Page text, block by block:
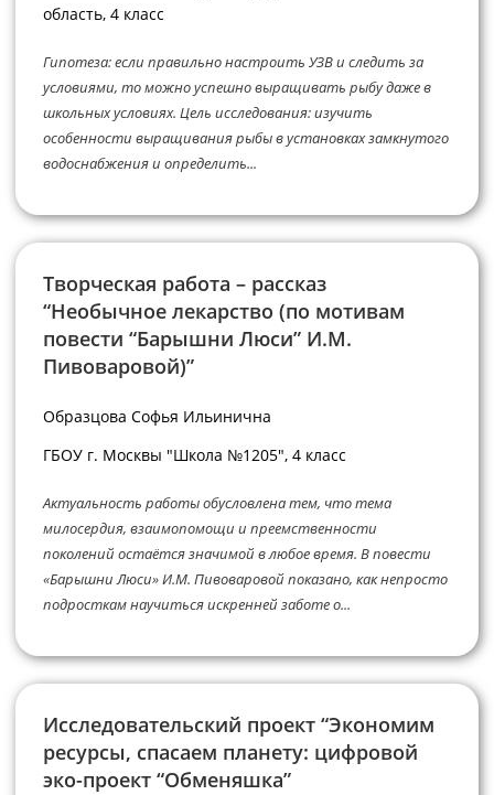
область, 4 класс
Гипотеза: если правильно настроить УЗВ и следить за
условиями, то можно успешно выращивать рыбу даже в
школьных условиях. Цель исследования: изучить
особенности выращивания рыбы в установках замкнутого
водоснабжения и определить...
Творческая работа – рассказ
“Необычное лекарство (по мотивам
повести “Барышни Люси” И.М.
Пивоваровой)”
Образцова Софья Ильинична
ГБОУ г. Москвы "Школа №1205", 4 класс
Актуальность работы обусловлена тем, что тема
милосердия, взаимопомощи и преемственности
поколений остаётся значимой в любое время. В повести
«Барышни Люси» И.М. Пивоваровой показано, как непросто
подросткам научиться искренней заботе о...
Исследовательский проект “Экономим
ресурсы, спасаем планету: цифровой
эко-проект “Обменяшка”